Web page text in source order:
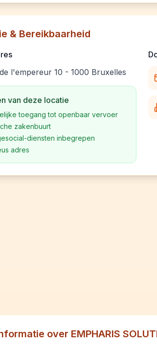
& Bereikbaarheid
l'empereur 10 - 1000 Bruxelles
van deze locatie
toegang tot openbaar vervoer
zakenbuurt
diensten inbegrepen
adres
over EMPHARIS